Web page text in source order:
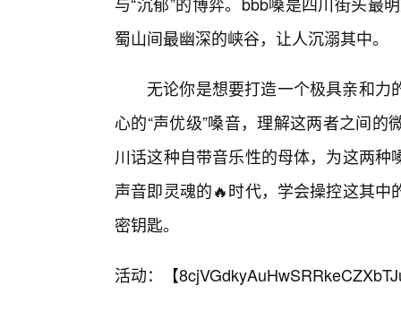
蜀山间最幽深的峡谷，让人沉溺其中。
无论你是想要打造一个极具亲和
心的“声优级”嗓音，理解这两者之间
川话这种自带音乐性的母体，为这两
声音即灵魂的🔥时代，学会操控这其
密钥匙。
活动：【